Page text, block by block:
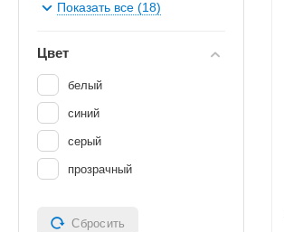
28 гал (105 л)
47 гал (178 л)
62 гал (235 л)
86 гал (328 л)
120 гал (450 л)
Показать все (18)
Цвет
белый
синий
серый
прозрачный
Сбросить